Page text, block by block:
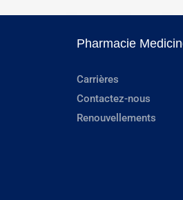
Pharmacie
Carrières
Contactez-nous
Renouvellements